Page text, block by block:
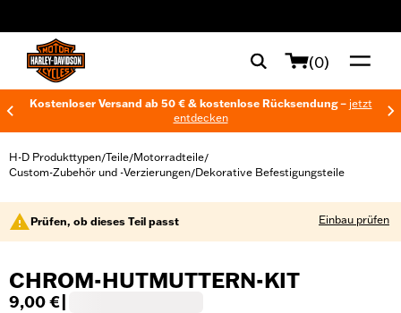
(0)
Kostenloser Versand ab 50 € & kostenlose Rücksendung – jetzt
entdecken
H-D Produkttypen/Teile/Motorradteile/
Custom-Zubehör und -Verzierungen/Dekorative Befestigungsteile
Prüfen, ob dieses Teil passt Einbau prüfen
CHROM-HUTMUTTERN-KIT
9,00 €